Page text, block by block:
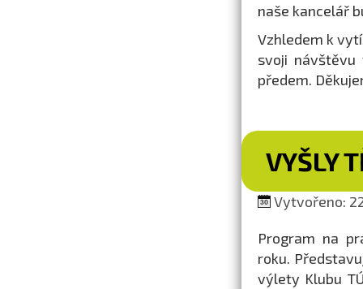
naše kancelář
Vzhledem k
svoji návštěvu
předem.
VYŠLY
Vytvořeno:
Program na
roku.
výlety Klubu